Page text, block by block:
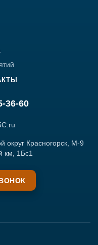
36-60
округ Красногорск, М-9
км, 1Бс1